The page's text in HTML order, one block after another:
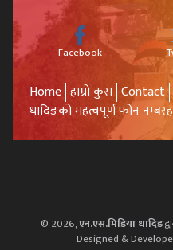
Facebook
Home हाम्रो कुरा Contact
धादिङको महत्वपूर्ण फोन
© 2026,एन.एस.मिडिया धादिङ
Designed &